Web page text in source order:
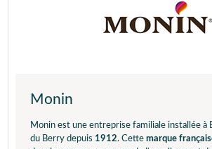
Monin
Monin est une entreprise familiale installée à
du Berry depuis 1912. Cette marque